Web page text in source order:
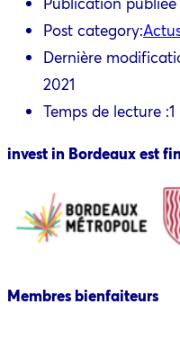
Post category:
Dernière
2021
Temps de lecture :
invest in Bordeaux est
Membres bienfaiteurs